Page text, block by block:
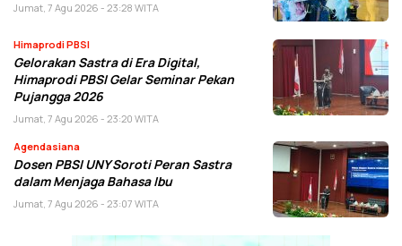
Jumat, 7 Agu 2026 - 23:28 WITA
Himaprodi PBSI
Gelorakan Sastra di Era Digital,
Himaprodi PBSI Gelar Seminar Pekan
Pujangga 2026
Jumat, 7 Agu 2026 - 23:20 WITA
Agendasiana
Dosen PBSI UNY Soroti Peran Sastra
dalam Menjaga Bahasa Ibu
Jumat, 7 Agu 2026 - 23:07 WITA